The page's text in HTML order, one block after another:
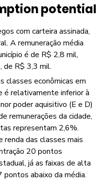
potential
com carteira assinada,
A remuneração média
é de R$ 2,8 mil,
de R$ 3,3 mil.
classes econômicas em
é relativamente inferior à
poder aquisitivo (E e D)
remunerações da cidade,
representam 2,6%.
renda das classes mais
20 pontos
já as faixas de alta
pontos abaixo da média.